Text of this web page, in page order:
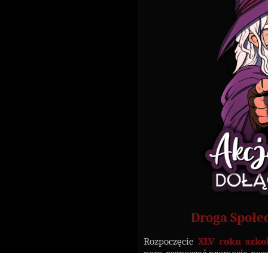
Droga
Rozpoczęcie XLV roku